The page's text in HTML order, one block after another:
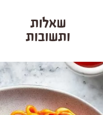
שאלות
ותשובות